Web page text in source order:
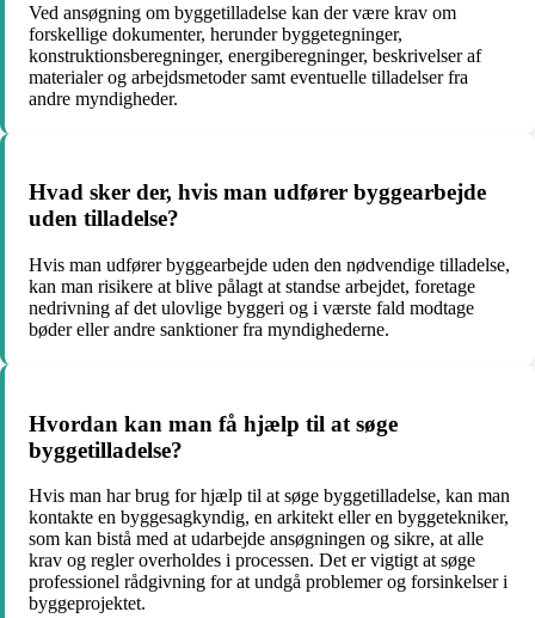
Ved ansøgning om byggetilladelse kan der være krav om
forskellige dokumenter, herunder byggetegninger,
konstruktionsberegninger, energiberegninger, beskrivelser af
materialer og arbejdsmetoder samt eventuelle tilladelser fra
andre myndigheder.
Hvad sker der, hvis man udfører byggearbejde
uden tilladelse?
Hvis man udfører byggearbejde uden den nødvendige tilladelse,
kan man risikere at blive pålagt at standse arbejdet, foretage
nedrivning af det ulovlige byggeri og i værste fald modtage
bøder eller andre sanktioner fra myndighederne.
Hvordan kan man få hjælp til at søge
byggetilladelse?
Hvis man har brug for hjælp til at søge byggetilladelse, kan man
kontakte en byggesagkyndig, en arkitekt eller en byggetekniker,
som kan bistå med at udarbejde ansøgningen og sikre, at alle
krav og regler overholdes i processen. Det er vigtigt at søge
professionel rådgivning for at undgå problemer og forsinkelser i
byggeprojektet.